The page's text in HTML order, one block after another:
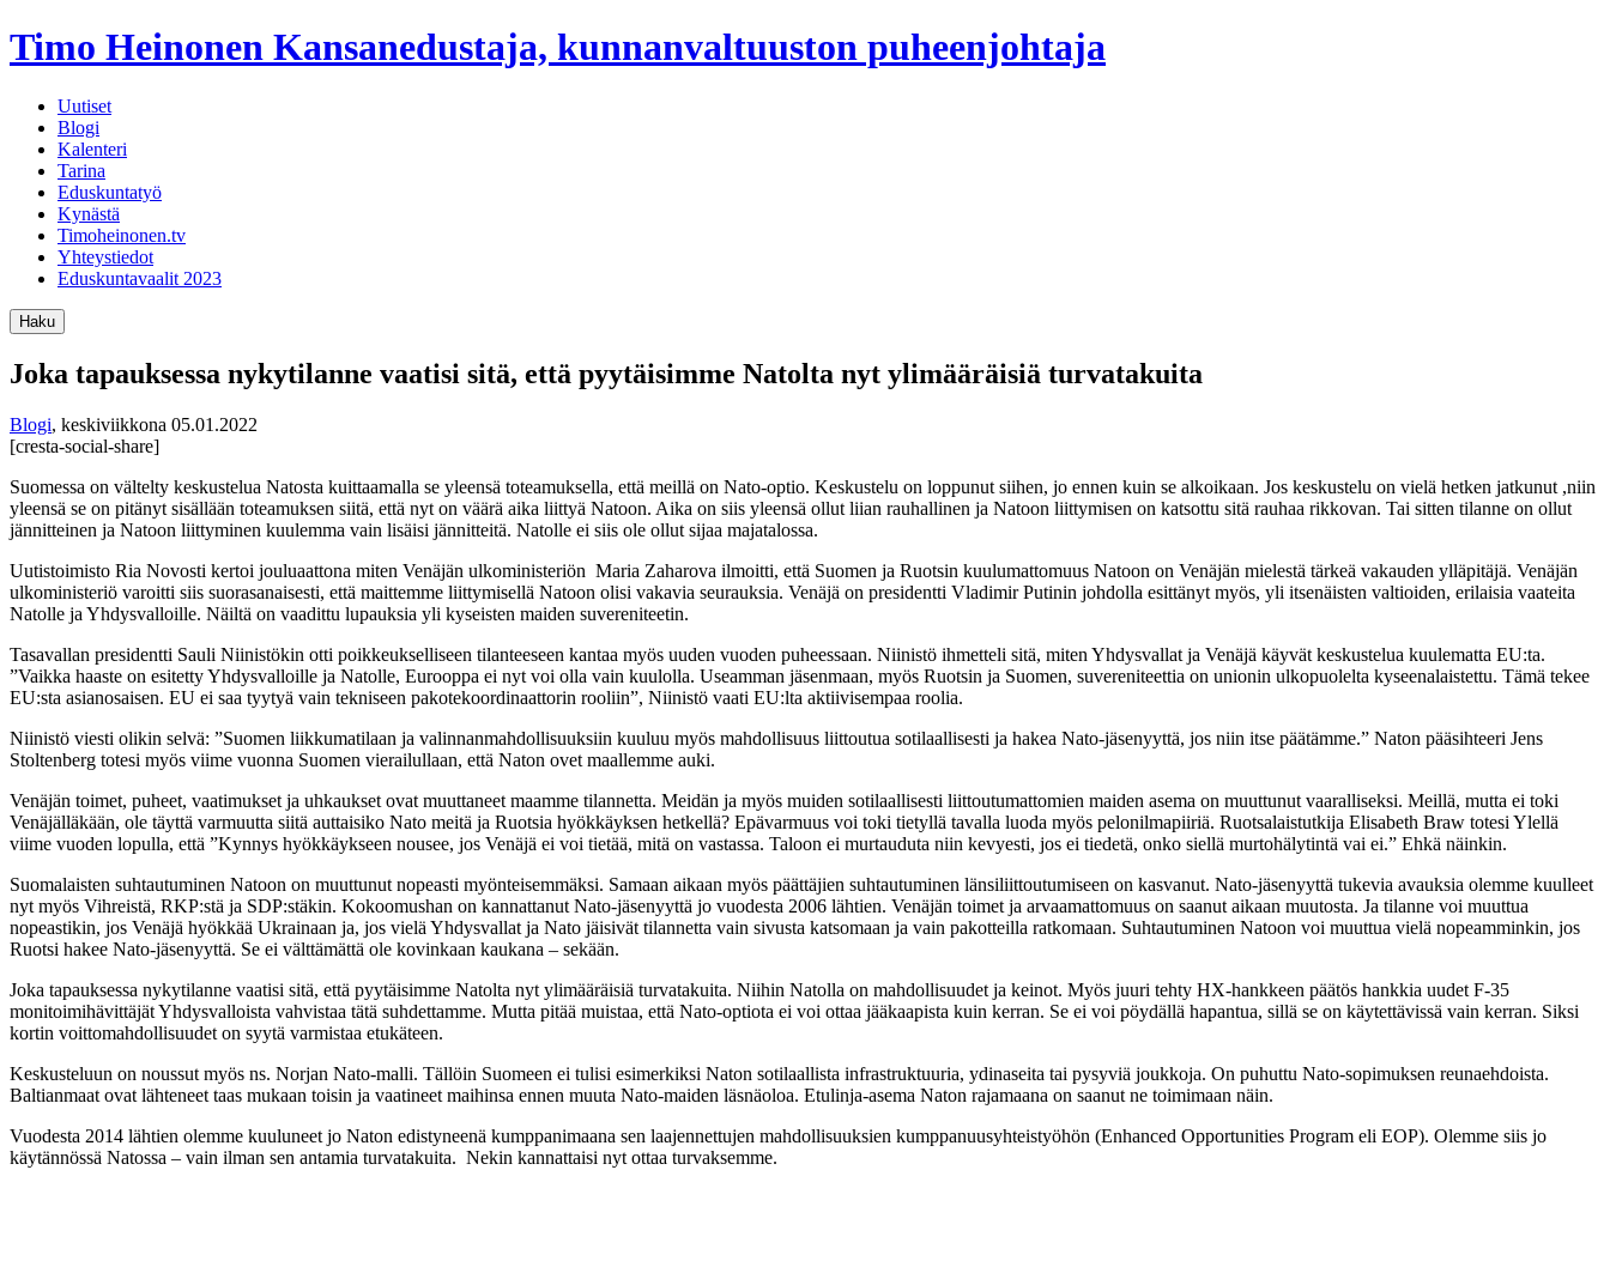
Timo Heinonen Kansanedustaja, kunnanvaltuuston puheenjohtaja
Uutiset
Blogi
Kalenteri
Tarina
Eduskuntatyö
Kynästä
Timoheinonen.tv
Yhteystiedot
Eduskuntavaalit 2023
Haku
Joka tapauksessa nykytilanne vaatisi sitä, että pyytäisimme Natolta nyt ylimääräisiä turvatakuita
Blogi, keskiviikkona 05.01.2022
[cresta-social-share]
Suomessa on vältelty keskustelua Natosta kuittaamalla se yleensä toteamuksella, että meillä on Nato-optio. Keskustelu on loppunut siihen, jo ennen kuin se alkoikaan. Jos keskustelu on vielä hetken jatkunut ,niin
yleensä se on pitänyt sisällään toteamuksen siitä, että nyt on väärä aika liittyä Natoon. Aika on siis yleensä ollut liian rauhallinen ja Natoon liittymisen on katsottu sitä rauhaa rikkovan. Tai sitten tilanne on ollut
jännitteinen ja Natoon liittyminen kuulemma vain lisäisi jännitteitä. Natolle ei siis ole ollut sijaa majatalossa.
Uutistoimisto Ria Novosti kertoi jouluaattona miten Venäjän ulkoministeriön Maria Zaharova ilmoitti, että Suomen ja Ruotsin kuulumattomuus Natoon on Venäjän mielestä tärkeä vakauden ylläpitäjä. Venäjän
ulkoministeriö varoitti siis suorasanaisesti, että maittemme liittymisellä Natoon olisi vakavia seurauksia. Venäjä on presidentti Vladimir Putinin johdolla esittänyt myös, yli itsenäisten valtioiden, erilaisia vaateita
Natolle ja Yhdysvalloille. Näiltä on vaadittu lupauksia yli kyseisten maiden suvereniteetin.
Tasavallan presidentti Sauli Niinistökin otti poikkeukselliseen tilanteeseen kantaa myös uuden vuoden puheessaan. Niinistö ihmetteli sitä, miten Yhdysvallat ja Venäjä käyvät keskustelua kuulematta EU:ta.
”Vaikka haaste on esitetty Yhdysvalloille ja Natolle, Eurooppa ei nyt voi olla vain kuulolla. Useamman jäsenmaan, myös Ruotsin ja Suomen, suvereniteettia on unionin ulkopuolelta kyseenalaistettu. Tämä tekee
EU:sta asianosaisen. EU ei saa tyytyä vain tekniseen pakotekoordinaattorin rooliin”, Niinistö vaati EU:lta aktiivisempaa roolia.
Niinistö viesti olikin selvä: ”Suomen liikkumatilaan ja valinnanmahdollisuuksiin kuuluu myös mahdollisuus liittoutua sotilaallisesti ja hakea Nato-jäsenyyttä, jos niin itse päätämme.” Naton pääsihteeri Jens
Stoltenberg totesi myös viime vuonna Suomen vierailullaan, että Naton ovet maallemme auki.
Venäjän toimet, puheet, vaatimukset ja uhkaukset ovat muuttaneet maamme tilannetta. Meidän ja myös muiden sotilaallisesti liittoutumattomien maiden asema on muuttunut vaaralliseksi. Meillä, mutta ei toki
Venäjälläkään, ole täyttä varmuutta siitä auttaisiko Nato meitä ja Ruotsia hyökkäyksen hetkellä? Epävarmuus voi toki tietyllä tavalla luoda myös pelonilmapiiriä. Ruotsalaistutkija Elisabeth Braw totesi Ylellä
viime vuoden lopulla, että ”Kynnys hyökkäykseen nousee, jos Venäjä ei voi tietää, mitä on vastassa. Taloon ei murtauduta niin kevyesti, jos ei tiedetä, onko siellä murtohälytintä vai ei.” Ehkä näinkin.
Suomalaisten suhtautuminen Natoon on muuttunut nopeasti myönteisemmäksi. Samaan aikaan myös päättäjien suhtautuminen länsiliittoutumiseen on kasvanut. Nato-jäsenyyttä tukevia avauksia olemme kuulleet
nyt myös Vihreistä, RKP:stä ja SDP:stäkin. Kokoomushan on kannattanut Nato-jäsenyyttä jo vuodesta 2006 lähtien. Venäjän toimet ja arvaamattomuus on saanut aikaan muutosta. Ja tilanne voi muuttua
nopeastikin, jos Venäjä hyökkää Ukrainaan ja, jos vielä Yhdysvallat ja Nato jäisivät tilannetta vain sivusta katsomaan ja vain pakotteilla ratkomaan. Suhtautuminen Natoon voi muuttua vielä nopeamminkin, jos
Ruotsi hakee Nato-jäsenyyttä. Se ei välttämättä ole kovinkaan kaukana – sekään.
Joka tapauksessa nykytilanne vaatisi sitä, että pyytäisimme Natolta nyt ylimääräisiä turvatakuita. Niihin Natolla on mahdollisuudet ja keinot. Myös juuri tehty HX-hankkeen päätös hankkia uudet F-35
monitoimihävittäjät Yhdysvalloista vahvistaa tätä suhdettamme. Mutta pitää muistaa, että Nato-optiota ei voi ottaa jääkaapista kuin kerran. Se ei voi pöydällä hapantua, sillä se on käytettävissä vain kerran. Siksi
kortin voittomahdollisuudet on syytä varmistaa etukäteen.
Keskusteluun on noussut myös ns. Norjan Nato-malli. Tällöin Suomeen ei tulisi esimerkiksi Naton sotilaallista infrastruktuuria, ydinaseita tai pysyviä joukkoja. On puhuttu Nato-sopimuksen reunaehdoista.
Baltianmaat ovat lähteneet taas mukaan toisin ja vaatineet maihinsa ennen muuta Nato-maiden läsnäoloa. Etulinja-asema Naton rajamaana on saanut ne toimimaan näin.
Vuodesta 2014 lähtien olemme kuuluneet jo Naton edistyneenä kumppanimaana sen laajennettujen mahdollisuuksien kumppanuusyhteistyöhön (Enhanced Opportunities Program eli EOP). Olemme siis jo
käytännössä Natossa – vain ilman sen antamia turvatakuita. Nekin kannattaisi nyt ottaa turvaksemme.